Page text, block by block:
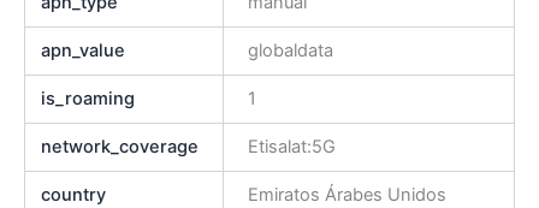
apn_value globaldata
is_roaming 1
network_coverage Etisalat:5G
country Emiratos Árabes Unidos